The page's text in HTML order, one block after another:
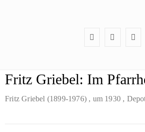
Fritz Griebel: Im
Fritz Griebel (1899-1976) , um 1930 ,